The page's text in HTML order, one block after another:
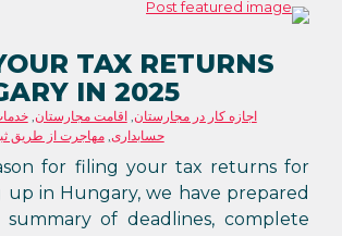
TAX RETURNS
IN 2025
اجازه کار در مجارستان,اقامت مجارستان,
حسابداری,مهاجرت از طریق
for filing your tax returns for
up in Hungary, we have prepared
of deadlines, complete